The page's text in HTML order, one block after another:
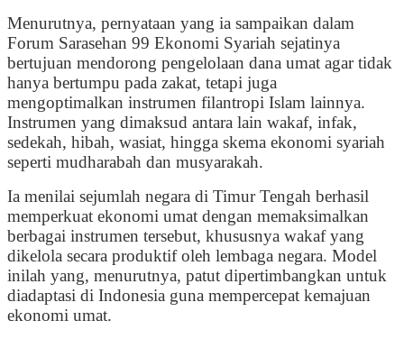
Menurutnya, pernyataan yang ia sampaikan dalam
Forum Sarasehan 99 Ekonomi Syariah sejatinya
bertujuan mendorong pengelolaan dana umat agar tidak
hanya bertumpu pada zakat, tetapi juga
mengoptimalkan instrumen filantropi Islam lainnya.
Instrumen yang dimaksud antara lain wakaf, infak,
sedekah, hibah, wasiat, hingga skema ekonomi syariah
seperti mudharabah dan musyarakah.
Ia menilai sejumlah negara di Timur Tengah berhasil
memperkuat ekonomi umat dengan memaksimalkan
berbagai instrumen tersebut, khususnya wakaf yang
dikelola secara produktif oleh lembaga negara. Model
inilah yang, menurutnya, patut dipertimbangkan untuk
diadaptasi di Indonesia guna mempercepat kemajuan
ekonomi umat.